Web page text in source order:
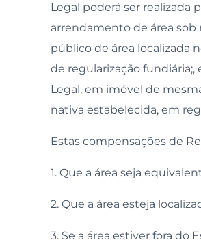
Legal poderá ser realizada
arrendamento de área sob
público de área localizada
de regularização
Legal, em imóvel de
nativa estabelecida, em
Estas compensações de
1. Que a área seja
2. Que a área esteja
3. Se a área estiver fora do